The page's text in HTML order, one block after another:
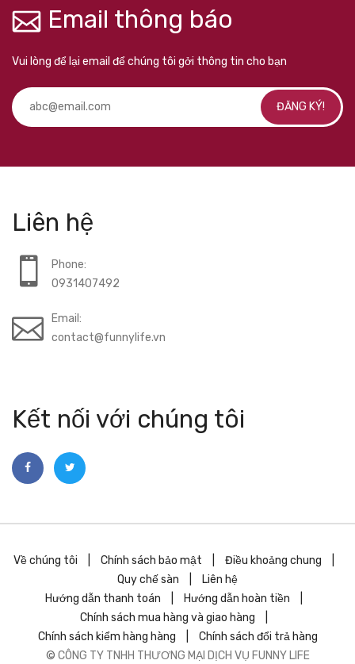
Email thông báo
Vui lòng để lại email để chúng tôi gởi thông tin cho bạn
ĐĂNG KÝ!
Kết nối với chúng tôi
Liên hệ
Phone:
0931407492
Email:
contact@funnylife.vn
Về chúng tôi Chính sách bảo mật Điều khoảng chung
Quy chế sàn
Liên hệ
Hướng dẫn thanh toán
Hướng dẫn hoàn tiền
Chính sách mua hàng và giao hàng
Chính sách kiểm hàng hàng
Chính sách đổi trả hàng
© CÔNG TY TNHH THƯƠNG MẠI DỊCH VỤ FUNNY LIFE